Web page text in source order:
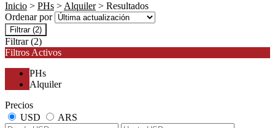
Inicio > PHs >Alquiler> Resultados
Ordenar por
Filtrar (2)
Filtrar (2)
Filtros Activos
PHs
Alquiler
Precios
USD
ARS